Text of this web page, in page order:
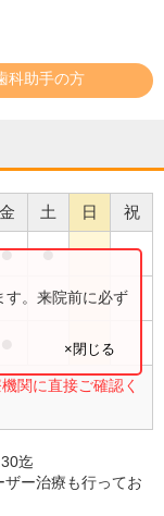
科助手の方
金 土 日 祝
● ●
●
関に直接ご確認く
す。来院前に必ず
×閉じる
迄
ー治療も行ってお